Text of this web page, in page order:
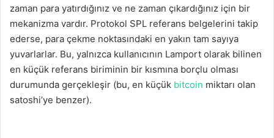
zaman para yatırdığınız ve ne zaman çıkardığınız için bir
mekanizma vardır. Protokol SPL referans belgelerini takip
ederse, para çekme noktasındaki en yakın tam sayıya
yuvarlarlar. Bu, yalnızca kullanıcının Lamport olarak bilinen
en küçük referans biriminin bir kısmına borçlu olması
durumunda gerçekleşir (bu, en küçük bitcoin miktarı olan
satoshi’ye benzer).